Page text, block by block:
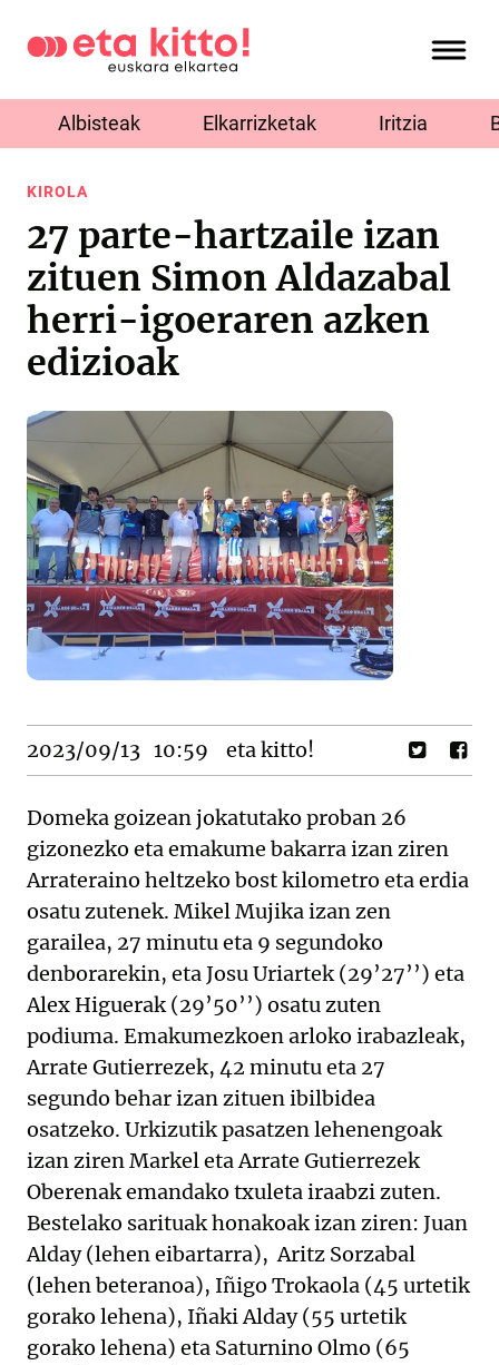
Albisteak Elkarrizketak Iritzia
KIROLA
27 parte-hartzaile izan
zituen Simon Aldazabal
herri-igoeraren azken
edizioak
2023/09/13 10:59 eta kitto!
Domeka goizean jokatutako proban 26
gizonezko eta emakume bakarra izan ziren
Arrateraino heltzeko bost kilometro eta erdia
osatu zutenek. Mikel Mujika izan zen
garailea, 27 minutu eta 9 segundoko
denborarekin, eta Josu Uriartek (29’27’’) eta
Alex Higuerak (29’50’’) osatu zuten
podiuma. Emakumezkoen arloko irabazleak,
Arrate Gutierrezek, 42 minutu eta 27
segundo behar izan zituen ibilbidea
osatzeko. Urkizutik pasatzen lehenengoak
izan ziren Markel eta Arrate Gutierrezek
Oberenak emandako txuleta iraabzi zuten.
Bestelako sarituak honakoak izan ziren: Juan
Alday (lehen eibartarra), Aritz Sorzabal
(lehen beteranoa), Iñigo Trokaola (45 urtetik
gorako lehena), Iñaki Alday (55 urtetik
gorako lehena) eta Saturnino Olmo (65